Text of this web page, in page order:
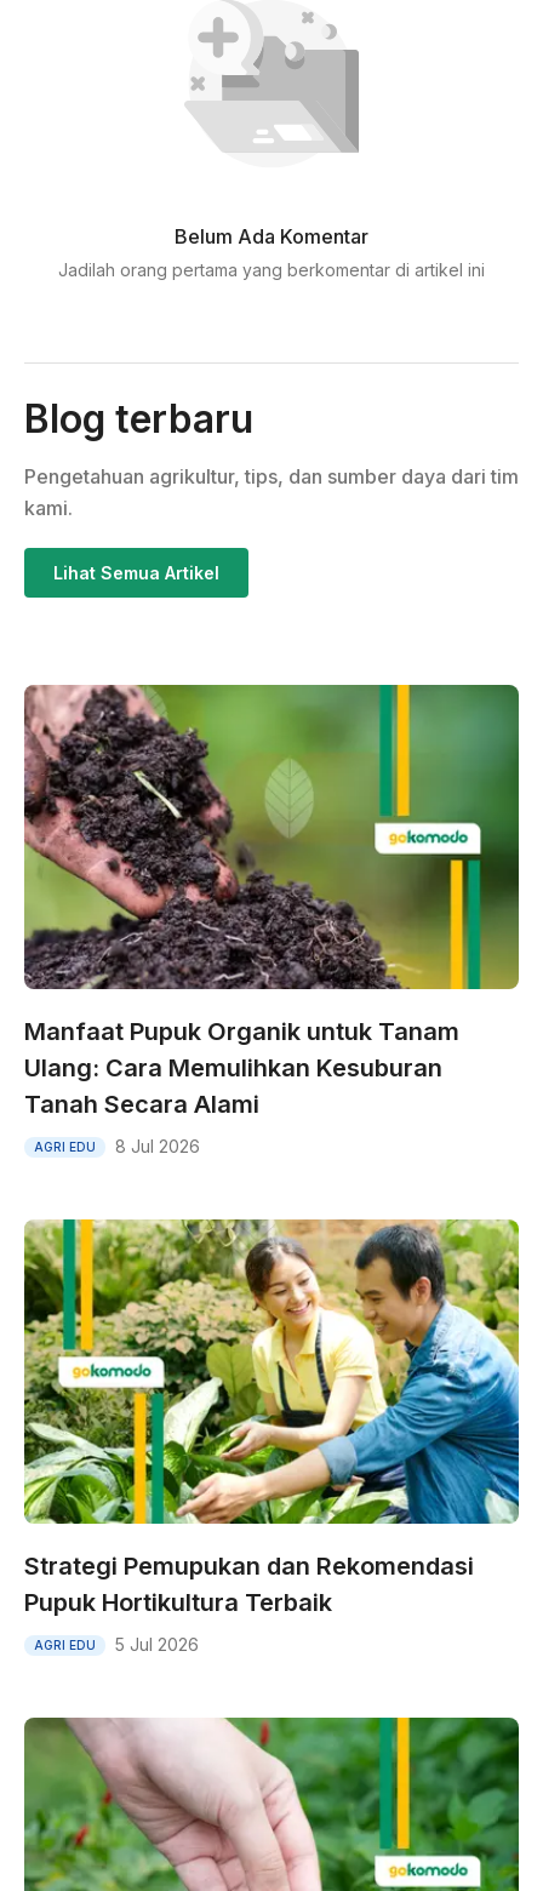
Belum Ada Komentar
Jadilah orang pertama yang berkomentar di artikel ini
Blog terbaru
Pengetahuan agrikultur, tips, dan sumber daya dari tim
kami.
Lihat Semua Artikel
Manfaat Pupuk Organik untuk Tanam
Ulang: Cara Memulihkan Kesuburan
Tanah Secara Alami
AGRI EDU 8 Jul 2026
Strategi Pemupukan dan Rekomendasi
Pupuk Hortikultura Terbaik
AGRI EDU 5 Jul 2026